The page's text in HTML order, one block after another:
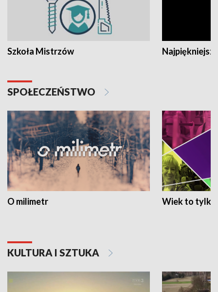
Szkoła Mistrzów
SPOŁECZEŃSTWO
O milimetr Wiek to tylko
KULTURA I SZTUKA